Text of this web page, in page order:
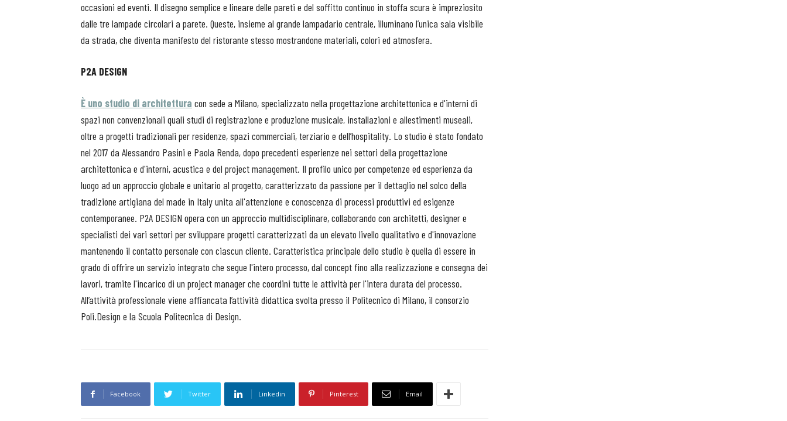
occasioni ed eventi. Il disegno semplice e lineare delle pareti e del soffitto continuo in stoffa scura è impreziosito
dalle tre lampade circolari a parete. Queste, insieme al grande lampadario centrale, illuminano l’unica sala visibile
da strada, che diventa manifesto del ristorante stesso mostrandone materiali, colori ed atmosfera.
P2A DESIGN
È uno studio di architettura con sede a Milano, specializzato nella progettazione architettonica e d'interni di
spazi non convenzionali quali studi di registrazione e produzione musicale, installazioni e allestimenti museali,
oltre a progetti tradizionali per residenze, spazi commerciali, terziario e dell’hospitality. Lo studio è stato fondato
nel 2017 da Alessandro Pasini e Paola Renda, dopo precedenti esperienze nei settori della progettazione
architettonica e d'interni, acustica e del project management. Il profilo unico per competenze ed esperienza da
luogo ad un approccio globale e unitario al progetto, caratterizzato da passione per il dettaglio nel solco della
tradizione artigiana del made in Italy unita all'attenzione e conoscenza di processi produttivi ed esigenze
contemporanee. P2A DESIGN opera con un approccio multidisciplinare, collaborando con architetti, designer e
specialisti dei vari settori per sviluppare progetti caratterizzati da un elevato livello qualitativo e d'innovazione
mantenendo il contatto personale con ciascun cliente. Caratteristica principale dello studio è quella di essere in
grado di offrire un servizio integrato che segue l'intero processo, dal concept fino alla realizzazione e consegna dei
lavori, tramite l'incarico di un project manager che coordini tutte le attività per l'intera durata del processo.
All’attività professionale viene affiancata l’attività didattica svolta presso il Politecnico di Milano, il consorzio
Poli.Design e la Scuola Politecnica di Design.
Facebook Twitter Linkedin Pinterest Email